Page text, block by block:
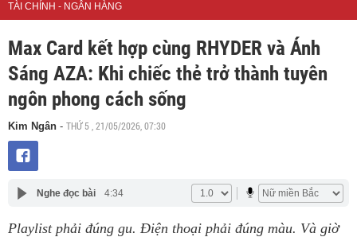
TÀI CHÍNH - NGÂN HÀNG
Max Card kết hợp cùng RHYDER và Ánh
Sáng AZA: Khi chiếc thẻ trở thành tuyên
ngôn phong cách sống
Kim Ngân - THỨ 5 , 21/05/2026, 07:30
Nghe đọc bài 4:34
Playlist phải đúng gu. Điện thoại phải đúng màu. Và giờ